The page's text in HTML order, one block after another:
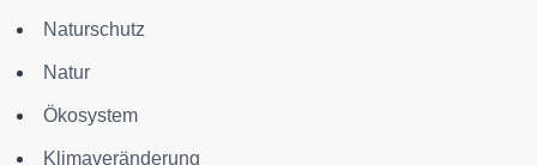
Naturschutz
Natur
Ökosystem
Klimaveränderung